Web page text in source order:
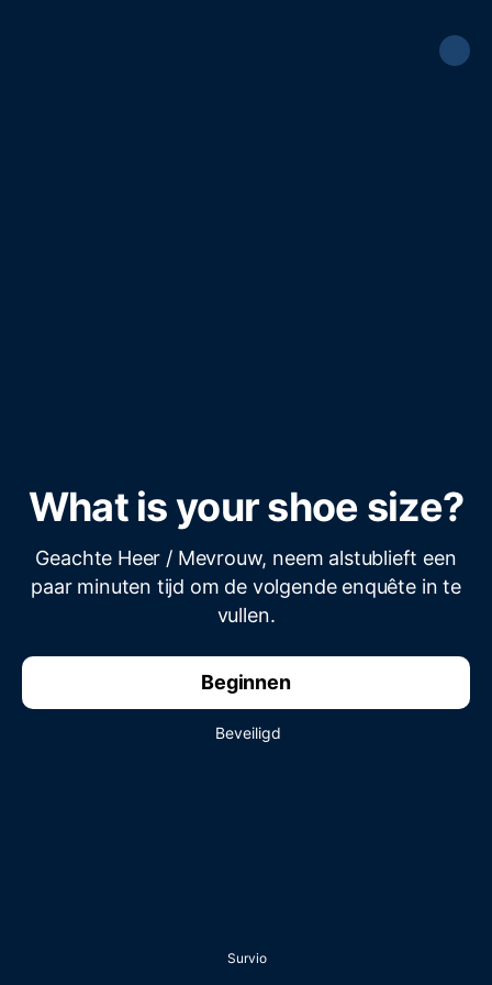
What is your shoe size?
Geachte Heer / Mevrouw, neem alstublieft een
paar minuten tijd om de volgende enquête in te
vullen.
Beginnen
Beveiligd
Survio